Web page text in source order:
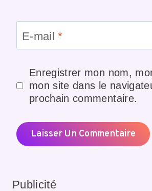
E-mail*
Enregistrer mon nom,
mon site dans le
prochain commentaire.
Publicité